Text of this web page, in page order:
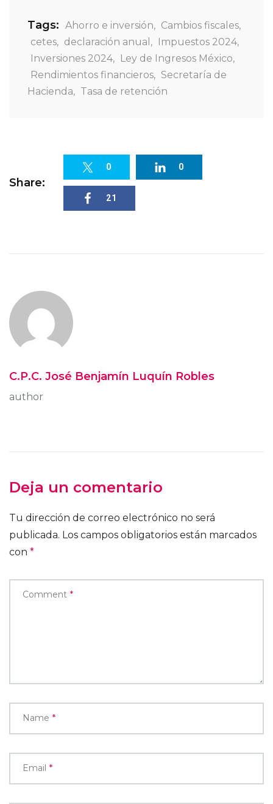
Tags: Ahorro e inversión, Cambios fiscales,
cetes, declaración anual , Impuestos 2024,
Inversiones 2024, Ley de Ingresos México,
Rendimientos financieros, Secretaría de
Hacienda, Tasa de retención
Share:
0 0
21
C.P.C. José Benjamín Luquín Robles
author
Deja un comentario
Tu dirección de correo electrónico no será
publicada. Los campos obligatorios están marcados
con *
Comment *
Name *
Email *